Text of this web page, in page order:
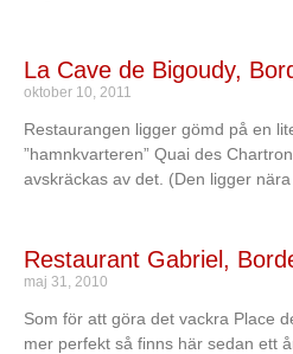
La Cave de Bigoudy,
oktober 10, 2011
Restaurangen ligger gömd på en
”hamnkvarteren” Quai des
avskräckas av det. (Den ligger
Restaurant Gabriel,
maj 31, 2010
Som för att göra det vackra Place
mer perfekt så finns här sedan ett